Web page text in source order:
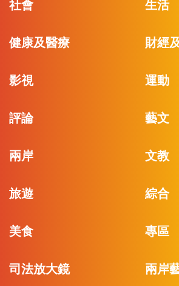
社會 生活
健康及醫療 財經
影視 運動
評論 藝文
兩岸 文教
旅遊 綜合
美食 專區
司法放大鏡 兩岸